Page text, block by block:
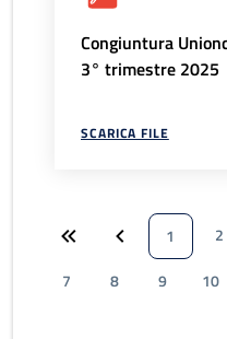
Congiuntura
3° trimestre 2025
SCARICA FILE
1 2
7
8 9 10